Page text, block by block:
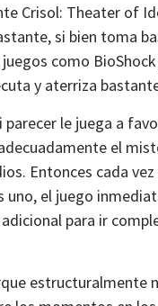
Crisol: Theater of
si bien toma
como
y aterriza
le juega a
el
Entonces cada
uno, el juego
para ir
estructuralmente